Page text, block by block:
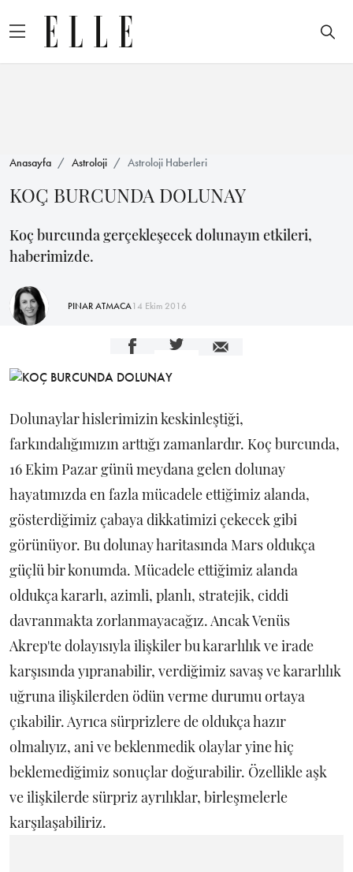
Anasayfa Astroloji Astroloji Haberleri
KOÇ BURCUNDA DOLUNAY
Koç burcunda gerçekleşecek dolunayın etkileri,
haberimizde.
PINAR ATMACA14 Ekim 2016
Dolunaylar hislerimizin keskinleştiği,
farkındalığımızın arttığı zamanlardır. Koç burcunda,
16 Ekim Pazar günü meydana gelen dolunay
hayatımızda en fazla mücadele ettiğimiz alanda,
gösterdiğimiz çabaya dikkatimizi çekecek gibi
görünüyor. Bu dolunay haritasında Mars oldukça
güçlü bir konumda. Mücadele ettiğimiz alanda
oldukça kararlı, azimli, planlı, stratejik, ciddi
davranmakta zorlanmayacağız. Ancak Venüs
Akrep'te dolayısıyla ilişkiler bu kararlılık ve irade
karşısında yıpranabilir, verdiğimiz savaş ve kararlılık
uğruna ilişkilerden ödün verme durumu ortaya
çıkabilir. Ayrıca sürprizlere de oldukça hazır
olmalıyız, ani ve beklenmedik olaylar yine hiç
beklemediğimiz sonuçlar doğurabilir. Özellikle aşk
ve ilişkilerde sürpriz ayrılıklar, birleşmelerle
karşılaşabiliriz.